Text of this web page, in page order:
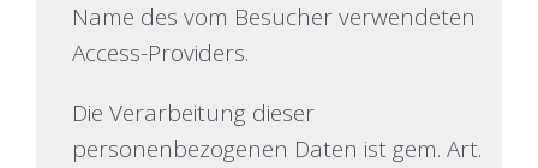
Name des vom Besucher verwendeten
Access-Providers.
Die Verarbeitung dieser
personenbezogenen Daten ist gem. Art.